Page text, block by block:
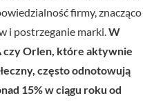
firmy, znacząco
i postrzeganie marki.W
czy Orlen, które aktywnie
często odnotowują
15% w ciągu roku od